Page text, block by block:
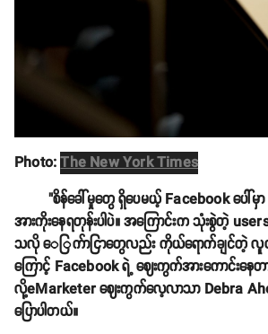
Photo:The New York Times
"စိန်ခေါ်မှုတွေ ရှိပေမယ့် Facebook ပေါ်မှာ
အားကိုးနေရတုန်းပါပဲ။ အကြောင်းက သုံးစွဲတဲ့
သလို ေြက်ာငြာတွေလည်း ကိုယ်ရောက်ချင်တဲ့ လူ
ကြောင့် Facebook ရဲ့ ဈေးကွက်အားကောင်းနေတ
လို့eMarketer ဈေးကွက်လေ့လာသာ Debra
ပြောပါတယ်။